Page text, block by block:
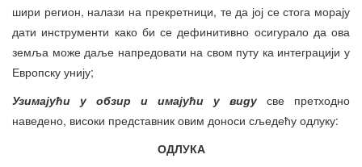
шири регион, налази на прекретници, те да јој се стога морају
дати инструменти како би се дефинитивно осигурало да ова
земља може даље напредовати на свом путу ка интеграцији у
Европску унију;
Узимајући у обзир и имајући у виду све претходно
наведено, високи представник овим доноси сљедећу одлуку:
ОДЛУКА